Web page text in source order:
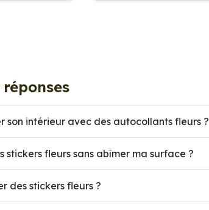
son intérieur avec des autocollants fleurs ?
stickers fleurs sans abîmer ma surface ?
des stickers fleurs ?